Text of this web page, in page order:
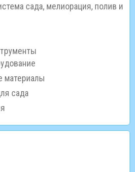
сада, мелиорация, полив и
материалы
сада